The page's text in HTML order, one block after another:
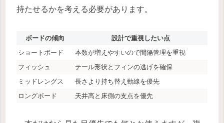
持たせるかを考える必要があります。
ボードの傾向
設計で重視したい点
ショートボード
本数が増えやすいので間隔管理を重視
フィッシュ
テール形状とフィンの逃げを確保
ミッドレングス
長さより持ち替え動線を優先
ロングボード
天井高と床側の支点を優先